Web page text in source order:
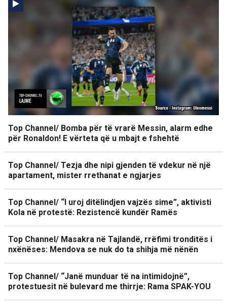
Top Channel/ Bomba për të vrarë Messin, alarm edhe
për Ronaldon! E vërteta që u mbajt e fshehtë
Top Channel/ Tezja dhe nipi gjenden të vdekur në një
apartament, mister rrethanat e ngjarjes
Top Channel/ “I uroj ditëlindjen vajzës sime”, aktivisti
Kola në protestë: Rezistencë kundër Ramës
Top Channel/ Masakra në Tajlandë, rrëfimi tronditës i
nxënëses: Mendova se nuk do ta shihja më nënën
Top Channel/ “Janë munduar të na intimidojnë”,
protestuesit në bulevard me thirrje: Rama SPAK-YOU